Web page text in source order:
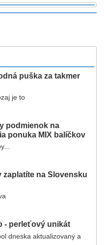
puška za takmer
je to
podmienok na
ponuka MIX balíčkov
zaplatíte na Slovensku
- perleťový unikát
dneska aktualizovaný a